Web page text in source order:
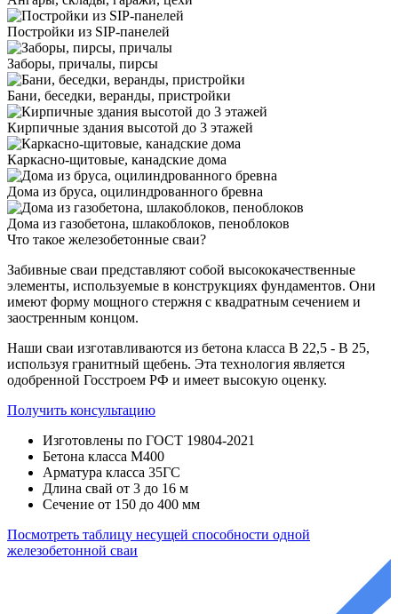
Постройки из SIP-панелей
Заборы, причалы, пирсы
Бани, беседки, веранды, пристройки
Кирпичные здания высотой до 3 этажей
Каркасно-щитовые, канадские дома
Дома из бруса, оцилиндрованного бревна
Дома из газобетона, шлакоблоков, пеноблоков
Что такое железобетонные сваи?
Забивные сваи представляют собой высококачественные
элементы, используемые в конструкциях фундаментов. Они
имеют форму мощного стержня с квадратным сечением и
заостренным концом.
Наши сваи изготавливаются из бетона класса В 22,5 - В 25,
используя гранитный щебень. Эта технология является
одобренной Госстроем РФ и имеет высокую оценку.
Получить консультацию
Изготовлены по ГОСТ 19804-2021
Бетона класса М400
Арматура класса 35ГС
Длина свай от 3 до 16 м
Сечение от 150 до 400 мм
Посмотреть таблицу несущей способности одной
железобетонной сваи